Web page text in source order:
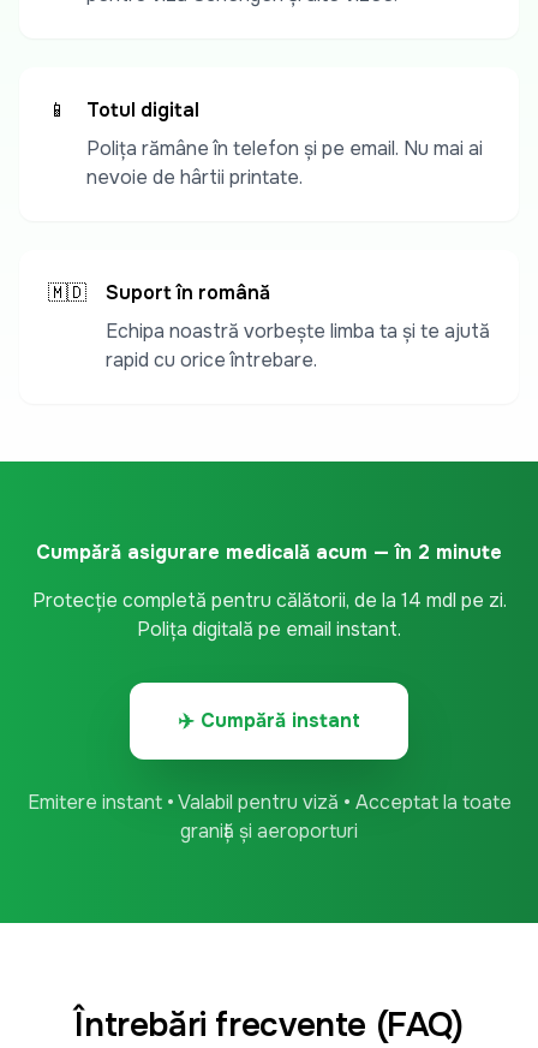
📱
Totul digital
Polița rămâne în telefon și pe email. Nu mai ai
nevoie de hârtii printate.
🇲🇩
Suport în română
Echipa noastră vorbește limba ta și te ajută
rapid cu orice întrebare.
Cumpără asigurare medicală acum — în 2 minute
Protecție completă pentru călătorii, de la 14 mdl pe zi.
Polița digitală pe email instant.
✈️ Cumpără instant
Emitere instant • Valabil pentru viză • Acceptat la toate
graniță și aeroporturi
Întrebări frecvente (FAQ)